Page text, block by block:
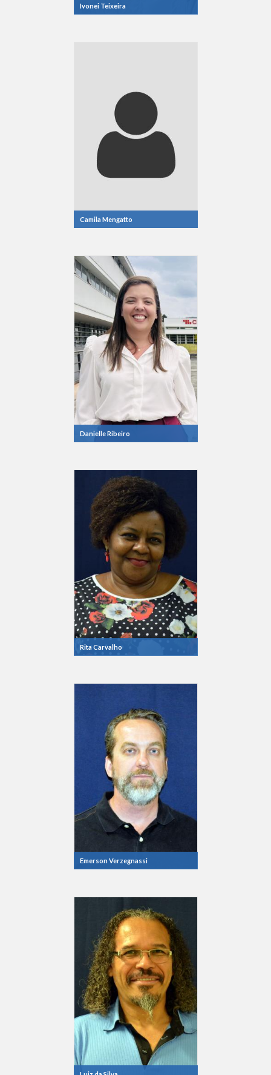
Ivonei Teixeira
Camila Mengatto
Danielle Ribeiro
Rita Carvalho
Emerson Verzegnassi